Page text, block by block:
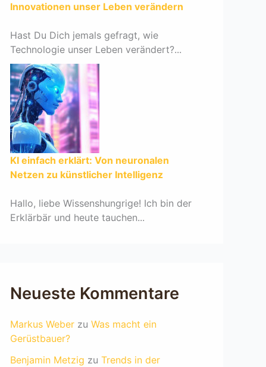
Innovationen unser Leben verändern
Hast Du Dich jemals gefragt, wie
Technologie unser Leben verändert?...
KI einfach erklärt: Von neuronalen
Netzen zu künstlicher Intelligenz
Hallo, liebe Wissenshungrige! Ich bin der
Erklärbär und heute tauchen...
Neueste Kommentare
Markus Weber zu Was macht ein
Gerüstbauer?
Benjamin Metzig zu Trends in der